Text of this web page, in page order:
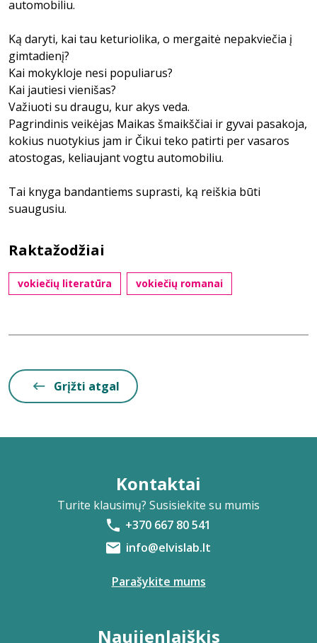
automobiliu.
Ką daryti, kai tau keturiolika, o mergaitė nepakviečia į
gimtadienį?
Kai mokykloje nesi populiarus?
Kai jautiesi vienišas?
Važiuoti su draugu, kur akys veda.
Pagrindinis veikėjas Maikas šmaikščiai ir gyvai pasakoja,
kokius nuotykius jam ir Čikui teko patirti per vasaros
atostogas, keliaujant vogtu automobiliu.
Tai knyga bandantiems suprasti, ką reiškia būti
suaugusiu.
Raktažodžiai
vokiečių literatūra vokiečių romanai
Grįžti atgal
Kontaktai
Turite klausimų? Susisiekite su mumis
+370 667 80 541
info@elvislab.lt
Parašykite mums
Naujienlaiškis